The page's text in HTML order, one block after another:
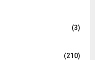
(3)
(210)